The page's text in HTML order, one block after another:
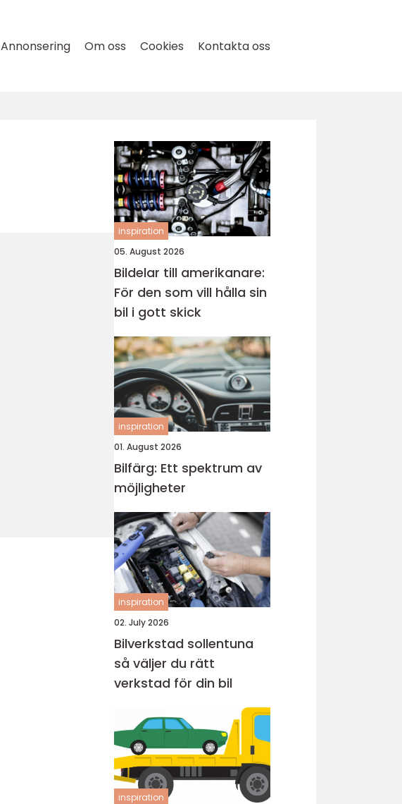
Annonsering Om oss Cookies Kontakta oss
inspiration
05. August 2026
Bildelar till amerikanare:
För den som vill hålla sin
bil i gott skick
inspiration
01. August 2026
Bilfärg: Ett spektrum av
möjligheter
inspiration
02. July 2026
Bilverkstad sollentuna
så väljer du rätt
verkstad för din bil
inspiration